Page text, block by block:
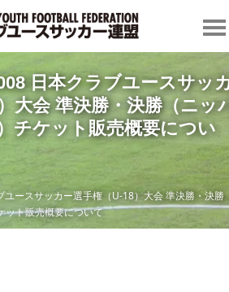
日本クラブユースサッ
大会 準決勝・決勝（ニッ
チケット販売概要につい
ースサッカー選手権（U-18）大会 準決勝・決勝
ット販売概要について